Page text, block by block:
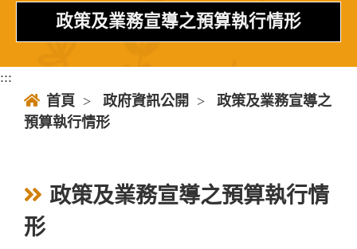
政策及業務宣導之預算執行情形
:::
首頁 > 政府資訊公開 >
政策及業務宣導之
預算執行情形
政策及業務宣導之預算執行情
形